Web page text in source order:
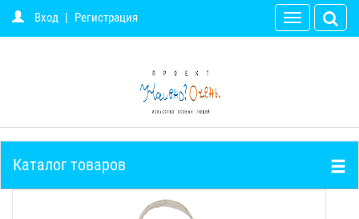
Вход | Регистрация
Toggle
navigation
Каталог товаров